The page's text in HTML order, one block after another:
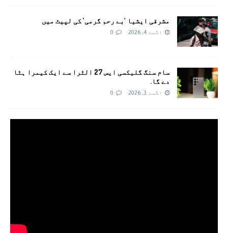
مشرقی ایشیا ‘بے رحم گرمی’ کی لپیٹ میں
اگست 4, 2026 0
سام سنگ گلیکسی ایس 27 الٹرا سے ایک کیمرا ہٹا
دے گا.
اگست 3, 2026 0